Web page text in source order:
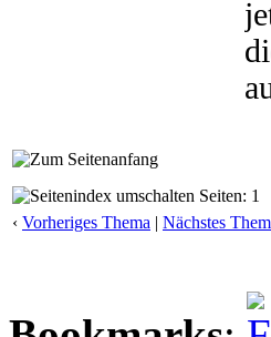
Seiten: 1
‹ Vorheriges Thema | Nächstes